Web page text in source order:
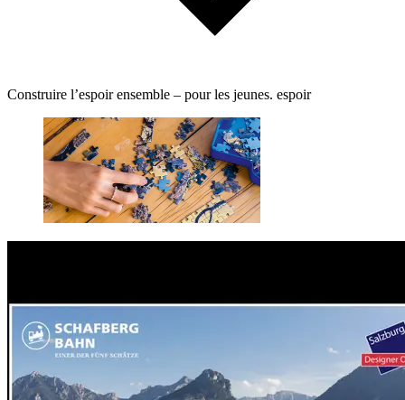
Construire l’espoir ensemble – pour les jeunes. espoir